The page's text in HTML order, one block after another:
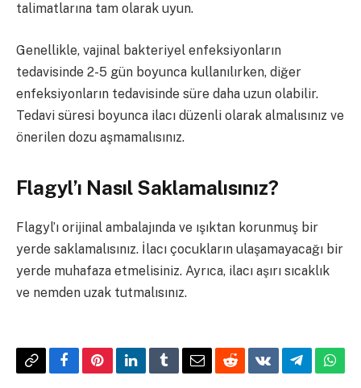
talimatlarına tam olarak uyun.
Genellikle, vajinal bakteriyel enfeksiyonların
tedavisinde 2-5 gün boyunca kullanılırken, diğer
enfeksiyonların tedavisinde süre daha uzun olabilir.
Tedavi süresi boyunca ilacı düzenli olarak almalısınız ve
önerilen dozu aşmamalısınız.
Flagyl’ı Nasıl Saklamalısınız?
Flagyl’ı orijinal ambalajında ve ışıktan korunmuş bir
yerde saklamalısınız. İlacı çocukların ulaşamayacağı bir
yerde muhafaza etmelisiniz. Ayrıca, ilacı aşırı sıcaklık
ve nemden uzak tutmalısınız.
CopyFacebookPinterestLinkedInTumblrEmailRedditVKontakte
Telegram